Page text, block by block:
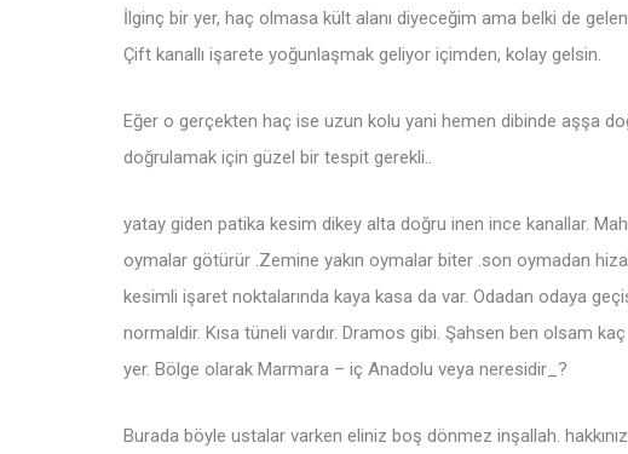
İlginç bir yer, haç olmasa kült alanı diyeceğim ama belki de
Çift kanallı işarete yoğunlaşmak geliyor içimden, kolay gelsin.
Eğer o gerçekten haç ise uzun kolu yani hemen dibinde aşşa
doğrulamak için güzel bir tespit gerekli..
yatay giden patika kesim dikey alta doğru inen ince kanallar.
oymalar götürür .Zemine yakın oymalar biter .son oymadan
kesimli işaret noktalarında kaya kasa da var. Odadan odaya
normaldir. Kısa tüneli vardır. Dramos gibi. Şahsen ben olsam
yer. Bölge olarak Marmara – iç Anadolu veya neresidir_?
Burada böyle ustalar varken eliniz boş dönmez inşallah.